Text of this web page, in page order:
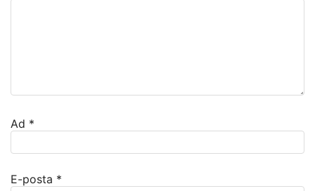
Ad *
E-posta *